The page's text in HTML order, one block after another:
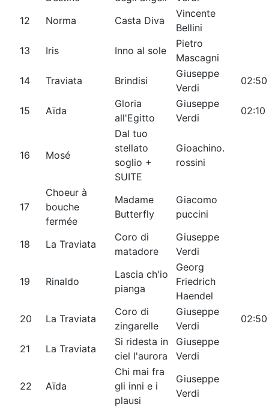
12 Norma Casta Diva
Vincente
Bellini
13
Iris Inno al sole
Pietro
Mascagni
14
Traviata Brindisi
Giuseppe
Verdi
02:50
15 Aïda
Gloria
all'Egitto
Giuseppe
Verdi
02:10
16 Mosé
Dal tuo
stellato
soglio +
SUITE
Gioachino.
rossini
17
Choeur à
bouche
fermée
Madame
Butterfly
Giacomo
puccini
18 La Traviata
Coro di
matadore
Giuseppe
Verdi
19 Rinaldo
Lascia ch'io
pianga
Georg
Friedrich
Haendel
20
La Traviata
Coro di
zingarelle
Giuseppe
Verdi
02:50
21 La Traviata
Si ridesta in
ciel l'aurora
Giuseppe
Verdi
22 Aïda
Chi mai fra
gli inni e i
plausi
Giuseppe
Verdi